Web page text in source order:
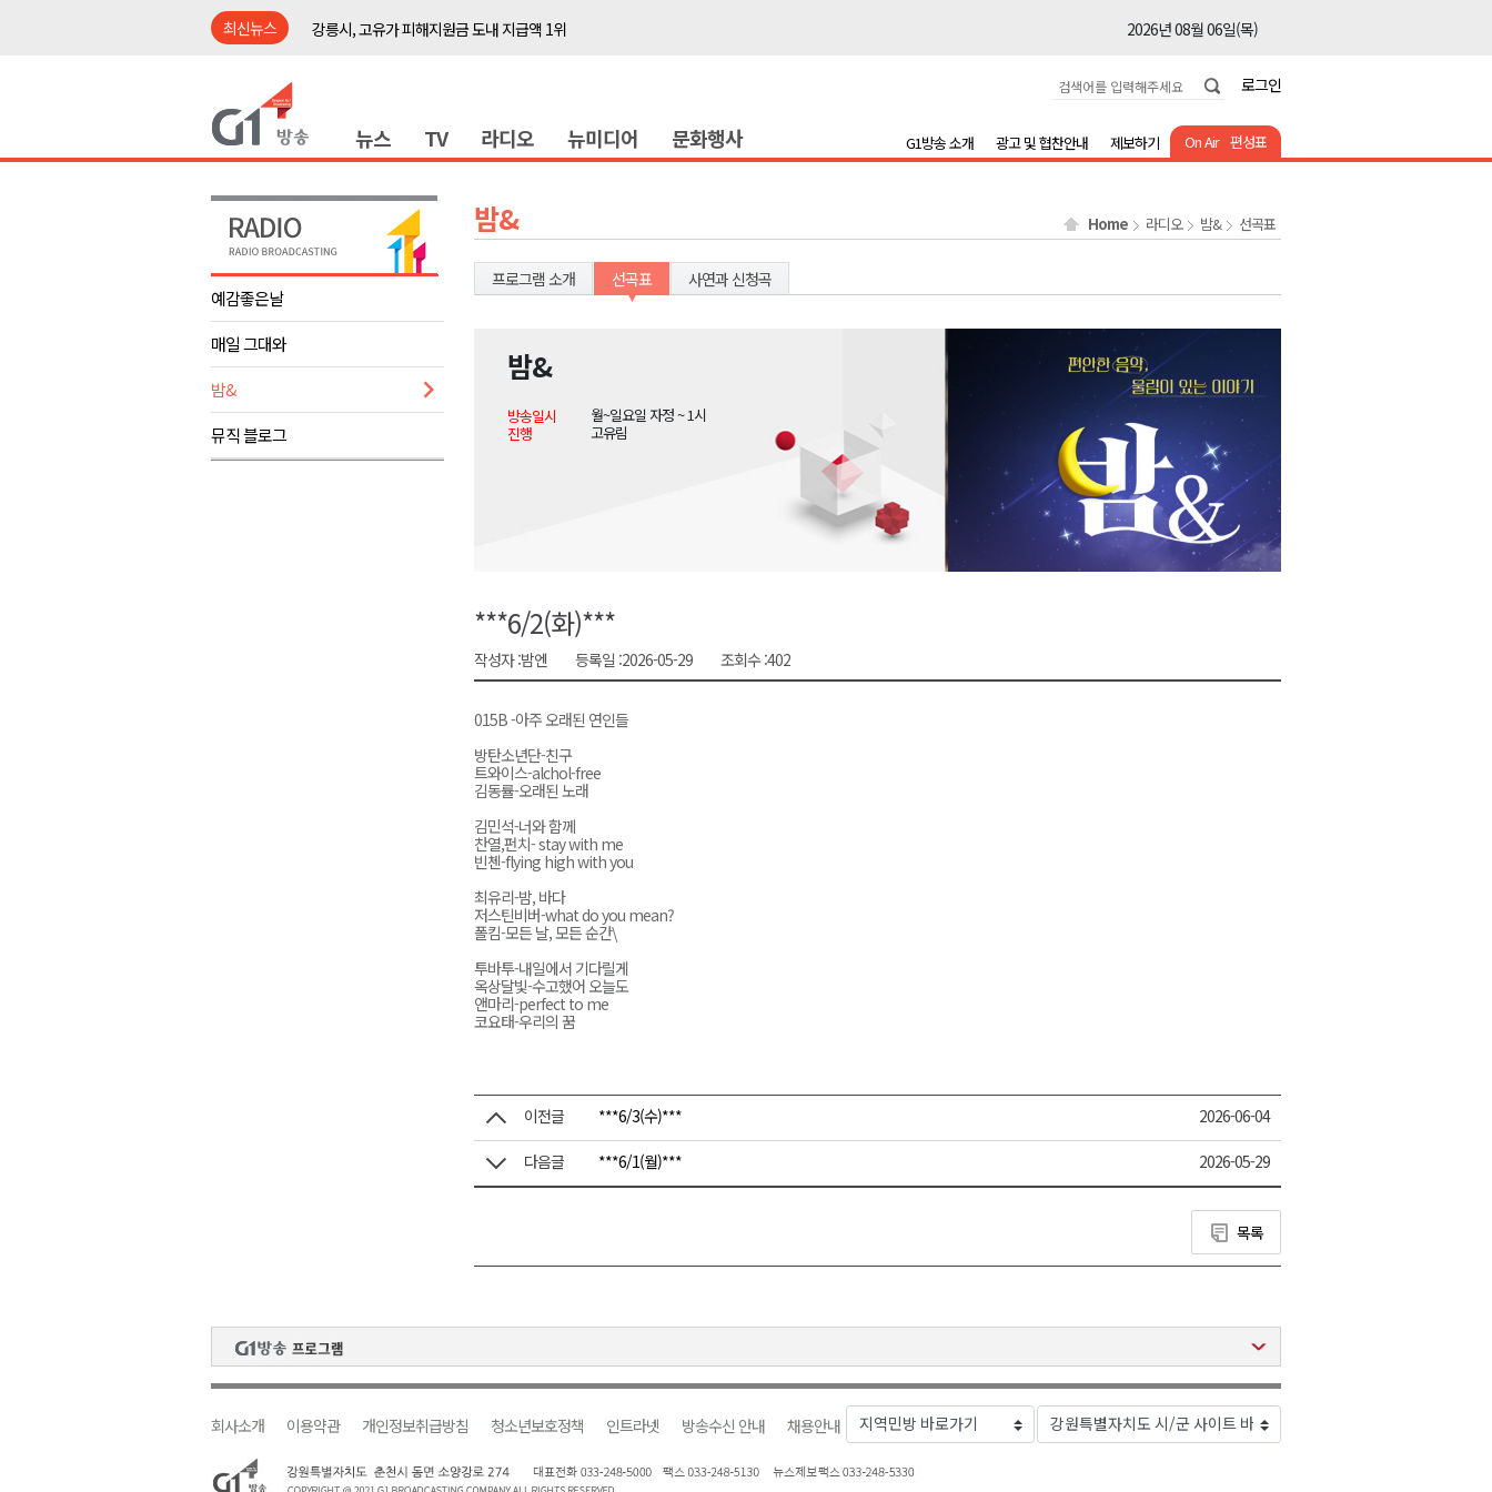
최신뉴스
강릉시, 고유가 피해지원금 도내 지급액 1위
2026년 08월 06일(목)
2026년 08월 06일(목)
원공노, 업무추진비 논란 재정국장 직위해제 촉구
2026년 08월 06일(목)
ITS 교통도시 강릉..콜 버스 실증
원주시, 하반기 중소기업육성자금 지원 접수
2026년 08월 06일(목)
양양군, 피서지 계곡․하천 불법행위 집중 단속
도내 첫 폭염중대경보 발효.."온열질환 유의해야"
2026년 08월 06일(목)
강릉시, 고유가 피해지원금 도내 지급액 1위
2026년 08월 06일(목)
홍천군 "철도 개통 이후를 그린다"
2026년 08월 06일(목)
횡성군수직 인수위, 민선 9기 비전 담은 백서 발간
2026년 08월 06일(목)
2026년 08월 06일(목)
2026년 08월 06일(목)
2026년 08월 06일(목)
양양군, 피서지 계곡․하천 불법행위 집중 단속
평창군 계촌5리 깡촌음악회 오는 8일 개최
로그인
뉴스 TV 라디오 뉴미디어 문화행사 On Air 편성표
G1방송 소개 광고 및 협찬안내 제보하기
예감좋은날
매일 그대와
밤&
뮤직 블로그
밤& Home 라디오 밤& 선곡표
프로그램 소개 선곡표 사연과 신청곡
밤&
방송일시
월~일요일 자정 ~ 1시
진행
고유림
***6/2(화)***
작성자 :밤엔 등록일 :2026-05-29 조회수 :402
015B -아주 오래된 연인들
방탄소년단-친구
트와이스-alchol-free
김동률-오래된 노래
김민석-너와 함께
찬열,펀치- stay with me
빈첸-flying high with you
최유리-밤, 바다
저스틴비버-what do you mean?
폴킴-모든 날, 모든 순간\
투바투-내일에서 기다릴게
옥상달빛-수고했어 오늘도
앤마리-perfect to me
코요태-우리의 꿈
이전글 ***6/3(수)*** 2026-06-04
다음글 ***6/1(월)*** 2026-05-29
목록
회사소개 이용약관 개인정보취급방침 청소년보호정책 인트라넷 방송수신 안내 채용안내